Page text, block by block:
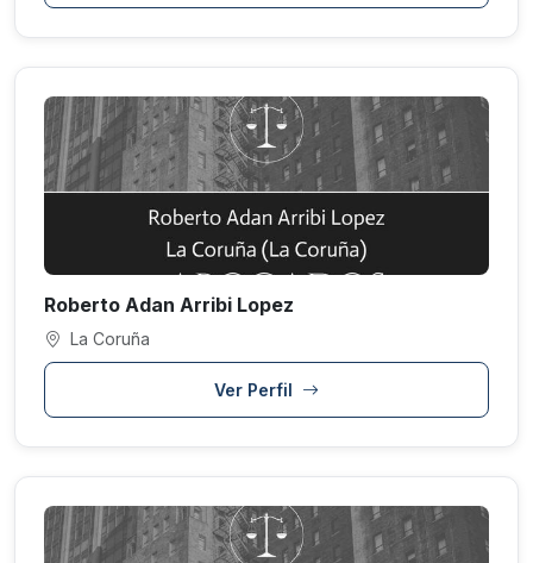
Roberto Adan Arribi Lopez
La Coruña
Ver Perfil